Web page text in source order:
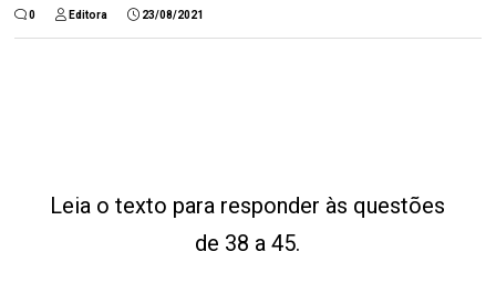
0 Editora 23/08/2021
Leia o texto para responder às questões
de 38 a 45.